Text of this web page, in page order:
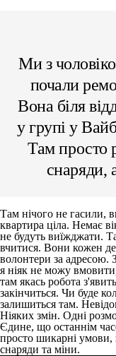
Ми з
почали
Вона біля
у групі у
Там просто
снаряди,
Там нічого не гасили,
квартира ціла. Немає
не будуть виїжджати.
вчитися. Вони кожен
волонтери за адресою.
я ніяк не можу
там якась робота
закінчиться. Чи буде
залишиться там.
Ніяких змін. Одні
Єдине, що останнім
просто шикарні умови,
снаряди та міни.